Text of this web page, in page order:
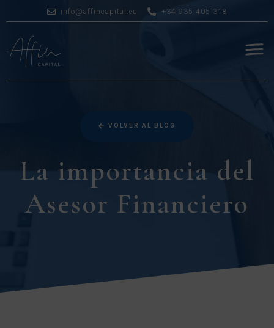
info@affincapital.eu +34 935 405 318
VOLVER AL BLOG
La importancia del
Asesor Financiero